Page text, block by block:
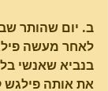
ב. יום שהותר
לאחר מעשה
בנביא שאנשי
את אותה פילגש